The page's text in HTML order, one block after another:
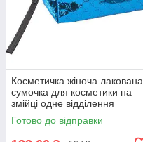
Косметичка жіноча лакована
сумочка для косметики на
змійці одне відділення
19*10*7см Синя
Готово до відправки